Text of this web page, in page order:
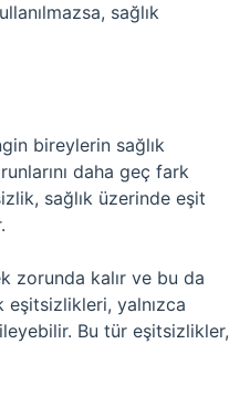
sağlık
bireylerin sağlık
daha geç fark
sağlık üzerinde eşit
zorunda kalır ve bu da
eşitsizlikleri, yalnızca
Bu tür eşitsizlikler,